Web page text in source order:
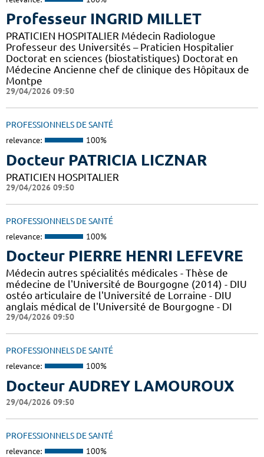
Professeur INGRID MILLET
PRATICIEN HOSPITALIER Médecin Radiologue
Professeur des Universités – Praticien Hospitalier
Doctorat en sciences (biostatistiques) Doctorat en
Médecine Ancienne chef de clinique des Hôpitaux de
Montpe
29/04/2026 09:50
PROFESSIONNELS DE SANTÉ
relevance: 100%
Docteur PATRICIA LICZNAR
PRATICIEN HOSPITALIER
29/04/2026 09:50
PROFESSIONNELS DE SANTÉ
relevance: 100%
Docteur PIERRE HENRI LEFEVRE
Médecin autres spécialités médicales - Thèse de
médecine de l'Université de Bourgogne (2014) - DIU
ostéo articulaire de l'Université de Lorraine - DIU
anglais médical de l'Université de Bourgogne - DI
29/04/2026 09:50
PROFESSIONNELS DE SANTÉ
relevance: 100%
Docteur AUDREY LAMOUROUX
29/04/2026 09:50
PROFESSIONNELS DE SANTÉ
relevance: 100%